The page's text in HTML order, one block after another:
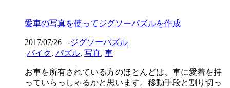
愛車の写真を使ってジグソーパズルを作成
2017/07/26 -ジグソーパズル
バイク, パズル, 写真, 車
お車を所有されている方のほとんどは、車に愛着を持
っていらっしゃるかと思います。移動手段と割り切っ